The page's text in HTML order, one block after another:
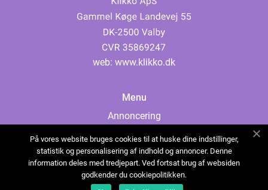
web: www.klikko.dk
Menu
Annoncering
Cookies
Kontakt os
Sitemap
På vores website bruges cookies til at huske dine indstillinger,
statistik og personalisering af indhold og annoncer. Denne
information deles med tredjepart. Ved fortsat brug af websiden
godkender du cookiepolitikken.